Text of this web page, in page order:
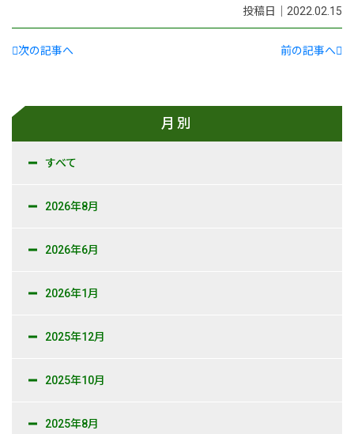
投稿日｜2022.02.15
次の記事へ 前の記事へ
月別
すべて
2026年8月
2026年6月
2026年1月
2025年12月
2025年10月
2025年8月